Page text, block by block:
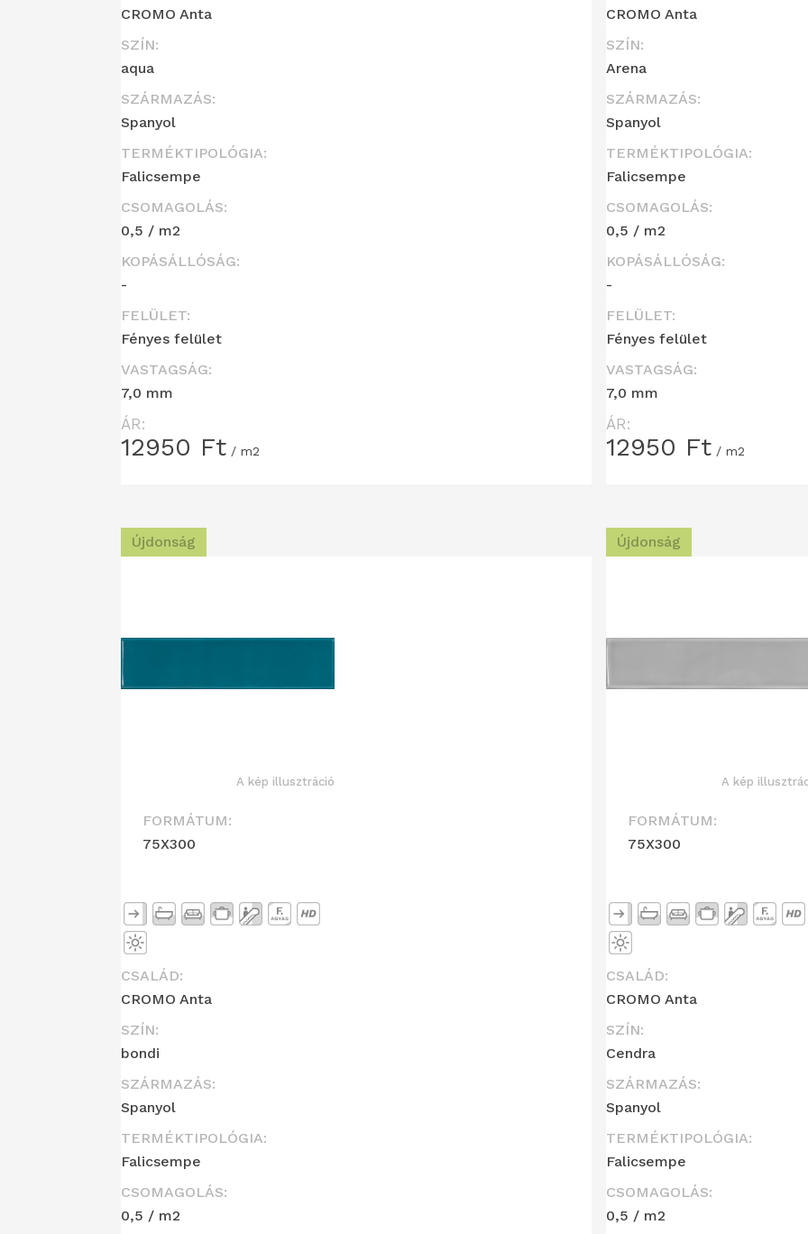
CROMO Anta
SZÍN:
aqua
SZÁRMAZÁS:
Spanyol
TERMÉKTIPOLÓGIA:
Falicsempe
CSOMAGOLÁS:
0,5 / m2
KOPÁSÁLLÓSÁG:
-
FELÜLET:
Fényes felület
VASTAGSÁG:
7,0 mm
ÁR:
12950 Ft / m2
CROMO Anta
SZÍN:
Arena
SZÁRMAZÁS:
Spanyol
TERMÉKTIPOLÓGIA:
Falicsempe
CSOMAGOLÁS:
0,5 / m2
KOPÁSÁLLÓSÁG:
-
FELÜLET:
Fényes felület
VASTAGSÁG:
7,0 mm
ÁR:
12950 Ft / m2
Újdonság
A kép illusztráció
FORMÁTUM:
75X300
CSALÁD:
CROMO Anta
SZÍN:
bondi
SZÁRMAZÁS:
Spanyol
TERMÉKTIPOLÓGIA:
Falicsempe
CSOMAGOLÁS:
0,5 / m2
Újdonság
A kép
FORMÁTUM:
75X300
CSALÁD:
CROMO Anta
SZÍN:
Cendra
SZÁRMAZÁS:
Spanyol
TERMÉKTIPOLÓGIA:
Falicsempe
CSOMAGOLÁS:
0,5 / m2